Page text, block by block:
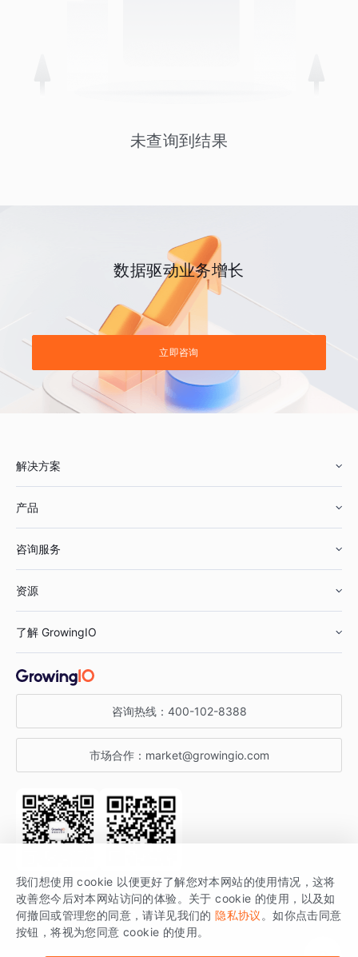
未查询到结果
数据驱动业务增长
立即咨询
解决方案
鞋服行业
汽车行业
金融行业
产品
智能运营
获客分析
咨询服务
资源
增长公开课
增长博客
开发者文档
SDK 文档
场景指南
了解 GrowingIO
关于 GrowingIO
增长大会
行业活动
咨询热线： 400-102-8388
市场合作： market@growingio.com
关注公众号 获取更多干货
GrowingIO 是专注于数据智能分析与增长的品牌，核心平台为 GrowingIO
分析云。
我们想使用 cookie 以便更好了解您对本网站的使用情况，这将
改善您今后对本网站访问的体验。关于 cookie 的使用，以及如
何撤回或管理您的同意，请详见我们的 隐私协议 。如你点击同意
按钮，将视为您同意 cookie 的使用。